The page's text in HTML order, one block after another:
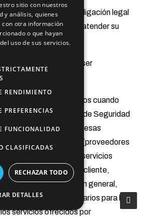
a terceros salvo obligación legal
sea necesario para atender su
a los que pueden ser
datos se encuentran:
y Organismos públicos cuando
fiscal, laboral, de Seguridad
otra aplicable. Empresas
tratamiento de datos (proveedores
prevención de fraude, servicios
de atención al cliente,
y marketing, y, en general,
que sean necesarios para la
servicios ofrecidos por
sitio con nuestros
y análisis, quienes
con otra información
o que hayan
uso de sus servicios.
RENDIMIENTO
PREFERENCIAS
FUNCIONALIDAD
CLASIFICADAS
RECHAZAR TODO
DETALLES